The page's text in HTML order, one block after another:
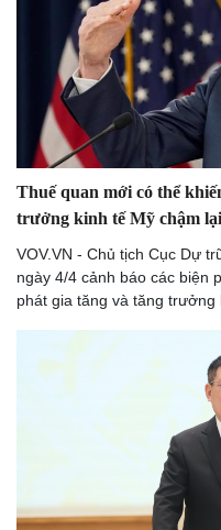
Săn Tour
Thuế quan mới có thể
trưởng kinh tế Mỹ chậm lại
VOV.VN - Chủ tịch Cục Dự
ngày 4/4 cảnh báo các biện
phát gia tăng và tăng trưởng